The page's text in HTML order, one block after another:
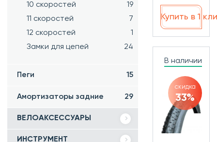
10 скоростей
19
11 скоростей
7
12 скоростей
1
Замки для цепей
24
Пеги 15
Амортизаторы задние 29
ВЕЛОАКСЕССУАРЫ
ИНСТРУМЕНТ
Купить в 1
В наличии
скидка
33%